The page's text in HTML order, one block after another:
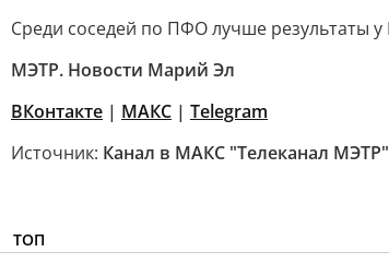
Среди соседей по ПФО лучше результаты
МЭТР. Новости Марий Эл
ВКонтакте | MAКС | Telegram
Источник: Канал в МАКС "Телеканал МЭТР"
ТОП